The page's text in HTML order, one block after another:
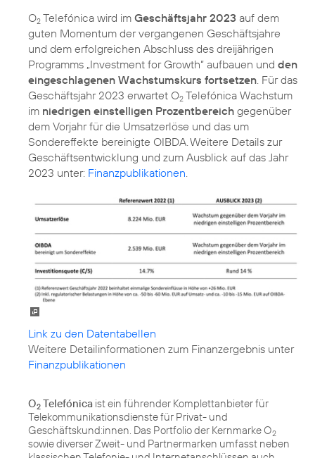
O2 Telefónica wird im Geschäftsjahr 2023 auf dem
guten Momentum der vergangenen Geschäftsjahre
und dem erfolgreichen Abschluss des dreijährigen
Programms „Investment for Growth“ aufbauen und den
eingeschlagenen Wachstumskurs fortsetzen . Für das
Geschäftsjahr 2023 erwartet O2 Telefónica Wachstum
im niedrigen einstelligen Prozentbereich gegenüber
dem Vorjahr für die Umsatzerlöse und das um
Sondereffekte bereinigte OIBDA. Weitere Details zur
Geschäftsentwicklung und zum Ausblick auf das Jahr
2023 unter: Finanzpublikationen
Link zu den Datentabellen
Finanzpublikationen
O2 Telefónica ist ein führender Komplettanbieter für
Telekommunikationsdienste für Privat- und
Geschäftskund:innen. Das Portfolio der Kernmarke O2
sowie diverser Zweit- und Partnermarken umfasst neben